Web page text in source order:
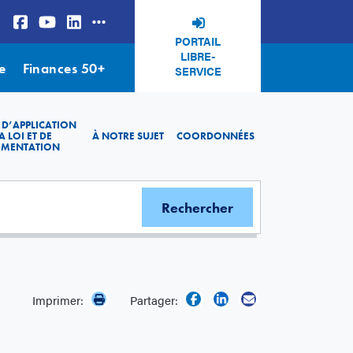
PORTAIL
LIBRE-
SERVICE
Finances 50+
LOI ET DE
À NOTRE SUJET COORDONNÉES
Imprimer: Partager: